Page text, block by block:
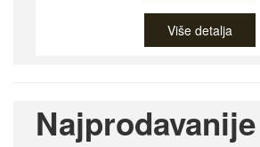
Više detalja
Najprodavanije